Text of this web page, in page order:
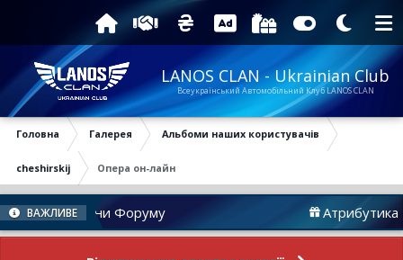
LANOS CLAN - Ukrainian Club
Всеукраїнський Автомобільний Клуб LANOS CLAN
Головна Галерея Альбоми наших користувачів
cheshirskij Опера он-лайн
ВАЖЛИВЕ
Новини Форуму Атрибутика